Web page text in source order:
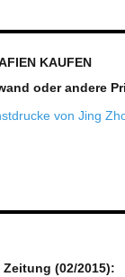
KAUFEN
oder andere
(02/2015):